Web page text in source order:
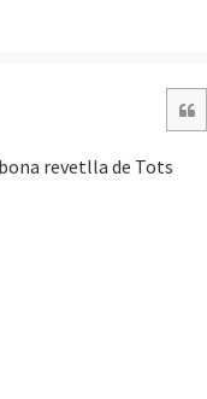
revetlla de Tots